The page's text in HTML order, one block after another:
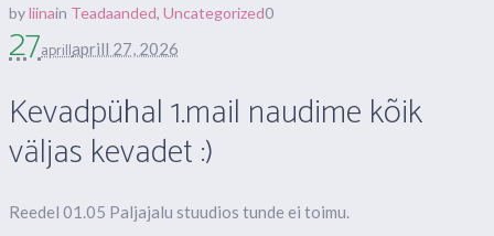
byliinain Teadaanded, Uncategorized0
27aprillaprill 27, 2026
Kevadpühal 1.mail naudime kõik
väljas kevadet :)
Reedel 01.05 Paljajalu stuudios tunde ei toimu.